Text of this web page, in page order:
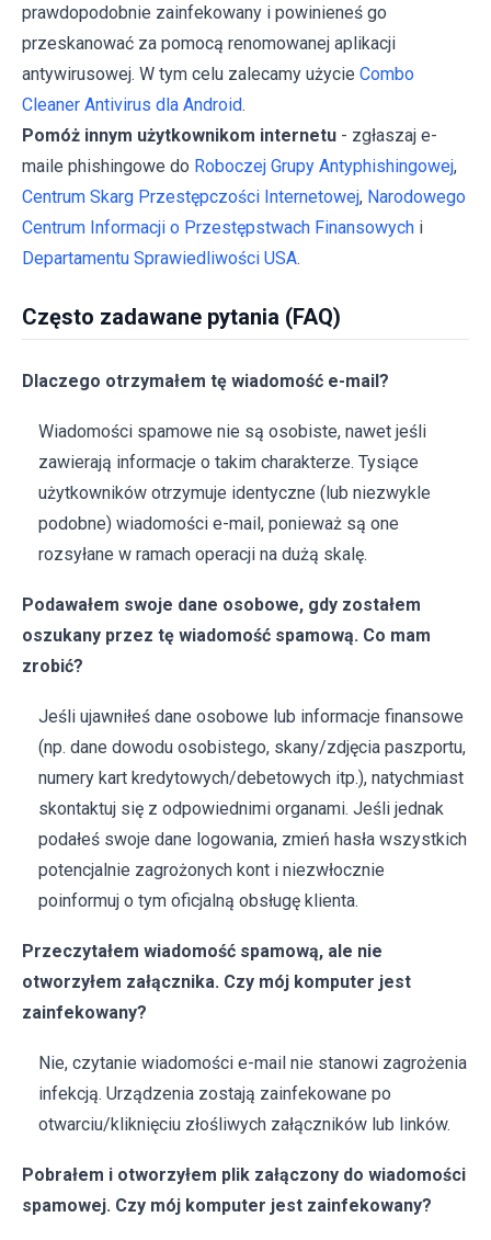
prawdopodobnie zainfekowany i powinieneś go
przeskanować za pomocą renomowanej aplikacji
antywirusowej. W tym celu zalecamy użycie Combo
Cleaner Antivirus dla Android.
Pomóż innym użytkownikom internetu - zgłaszaj e-
maile phishingowe do Roboczej Grupy Antyphishingowej,
Centrum Skarg Przestępczości Internetowej, Narodowego
Centrum Informacji o Przestępstwach Finansowych i
Departamentu Sprawiedliwości USA.
Często zadawane pytania (FAQ)
Dlaczego otrzymałem tę wiadomość e-mail?
Wiadomości spamowe nie są osobiste, nawet jeśli
zawierają informacje o takim charakterze. Tysiące
użytkowników otrzymuje identyczne (lub niezwykle
podobne) wiadomości e-mail, ponieważ są one
rozsyłane w ramach operacji na dużą skalę.
Podawałem swoje dane osobowe, gdy zostałem
oszukany przez tę wiadomość spamową. Co mam
zrobić?
Jeśli ujawniłeś dane osobowe lub informacje finansowe
(np. dane dowodu osobistego, skany/zdjęcia paszportu,
numery kart kredytowych/debetowych itp.), natychmiast
skontaktuj się z odpowiednimi organami. Jeśli jednak
podałeś swoje dane logowania, zmień hasła wszystkich
potencjalnie zagrożonych kont i niezwłocznie
poinformuj o tym oficjalną obsługę klienta.
Przeczytałem wiadomość spamową, ale nie
otworzyłem załącznika. Czy mój komputer jest
zainfekowany?
Nie, czytanie wiadomości e-mail nie stanowi zagrożenia
infekcją. Urządzenia zostają zainfekowane po
otwarciu/kliknięciu złośliwych załączników lub linków.
Pobrałem i otworzyłem plik załączony do wiadomości
spamowej. Czy mój komputer jest zainfekowany?